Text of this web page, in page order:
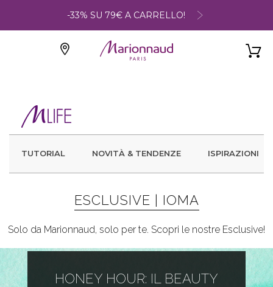
-33% SU 79€ A CARRELLO!
TUTORIAL NOVITÀ & TENDENZE ISPIRAZIONI
ESCLUSIVE | IOMA
Solo da Marionnaud, solo per te. Scopri le nostre Esclusive!
HONEY HOUR: IL BEAUTY